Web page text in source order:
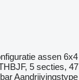
assen 6x4
5 secties, 47
Aandrijvingstype